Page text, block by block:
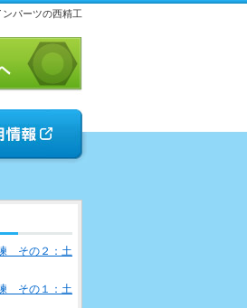
ンパーツの西精工
その２：土
その１：土